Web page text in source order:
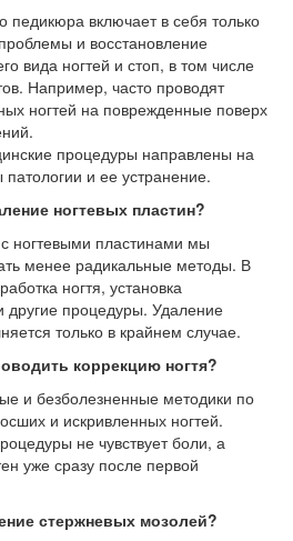
педикюра включает в себя только
и восстановление
вида ногтей и стоп, в том числе
Например, часто проводят
ногтей на поврежденные поверх
процедуры направлены на
и ее устранение.
ногтевых пластин?
ногтевыми пластинами мы
менее радикальные методы. В
ногтя, установка
другие процедуры. Удаление
только в крайнем случае.
коррекцию ногтя?
и безболезненные методики по
и искривленных ногтей.
не чувствует боли, а
уже сразу после первой
стержневых мозолей?